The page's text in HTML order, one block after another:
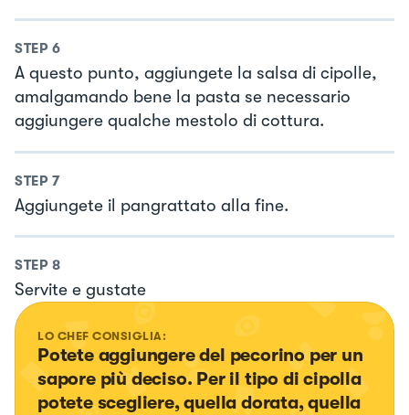
STEP 6
A questo punto, aggiungete la salsa di cipolle,
amalgamando bene la pasta se necessario
aggiungere qualche mestolo di cottura.
STEP 7
Aggiungete il pangrattato alla fine.
STEP 8
Servite e gustate
LO CHEF CONSIGLIA:
Potete aggiungere del pecorino per un
sapore più deciso. Per il tipo di cipolla
potete scegliere, quella dorata, quella